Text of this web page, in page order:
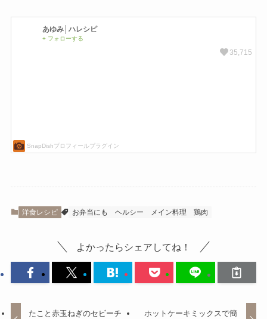
洋食レシピ お弁当にも ヘルシー メイン料理 鶏肉
よかったらシェアしてね！
たこと赤玉ねぎのセビーチ
ホットケーキミックスで簡